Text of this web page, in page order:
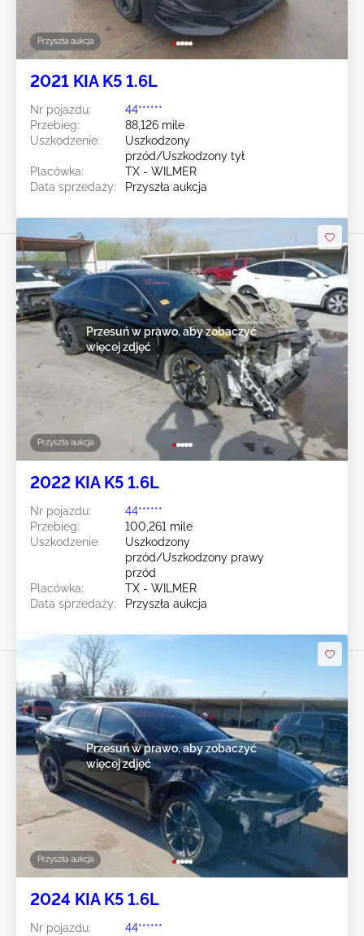
Przyszła aukcja
2021 KIA K5 1.6L
Nr pojazdu:
44******
Przebieg:
88,126 mile
Uszkodzenie:
Uszkodzony
przód/Uszkodzony tył
Placówka:
TX - WILMER
Data sprzedaży:
Przyszła aukcja
Przyszła aukcja
Przesuń w prawo, aby zobaczyć
więcej zdjęć
2022 KIA K5 1.6L
Nr pojazdu:
44******
Przebieg:
100,261 mile
Uszkodzenie:
Uszkodzony
przód/Uszkodzony prawy
przód
Placówka:
TX - WILMER
Data sprzedaży:
Przyszła aukcja
Przyszła aukcja
Przesuń w prawo, aby zobaczyć
więcej zdjęć
2024 KIA K5 1.6L
Nr pojazdu:
44******